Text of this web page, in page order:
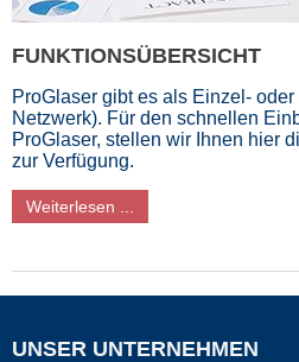
FUNKTIONSÜBERSICHT
ProGlaser gibt es als Einzel-
Netzwerk). Für den schnellen
ProGlaser, stellen wir Ihnen hier
zur Verfügung.
Weiterlesen ...
UNSER UNTERNEHMEN